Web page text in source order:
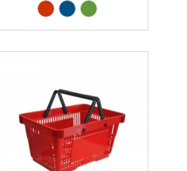
Vermelho RAL3020
Azul RAL5005
Verde RAL6018